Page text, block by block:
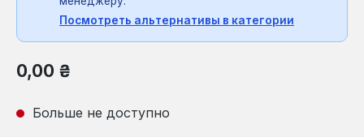
Посмотреть альтернативы в категории
Обычная цена:
0,00 ₴
Больше не доступно